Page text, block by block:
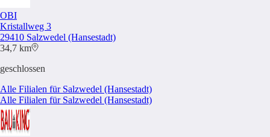
OBI
Kristallweg 3
29410 Salzwedel (Hansestadt)
34,7 km
geschlossen
Alle Filialen für Salzwedel (Hansestadt)
Alle Filialen für Salzwedel (Hansestadt)